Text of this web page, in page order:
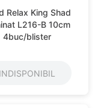
Relax King Shad
L216-B 10cm
4buc/blister
INDISPONIBIL